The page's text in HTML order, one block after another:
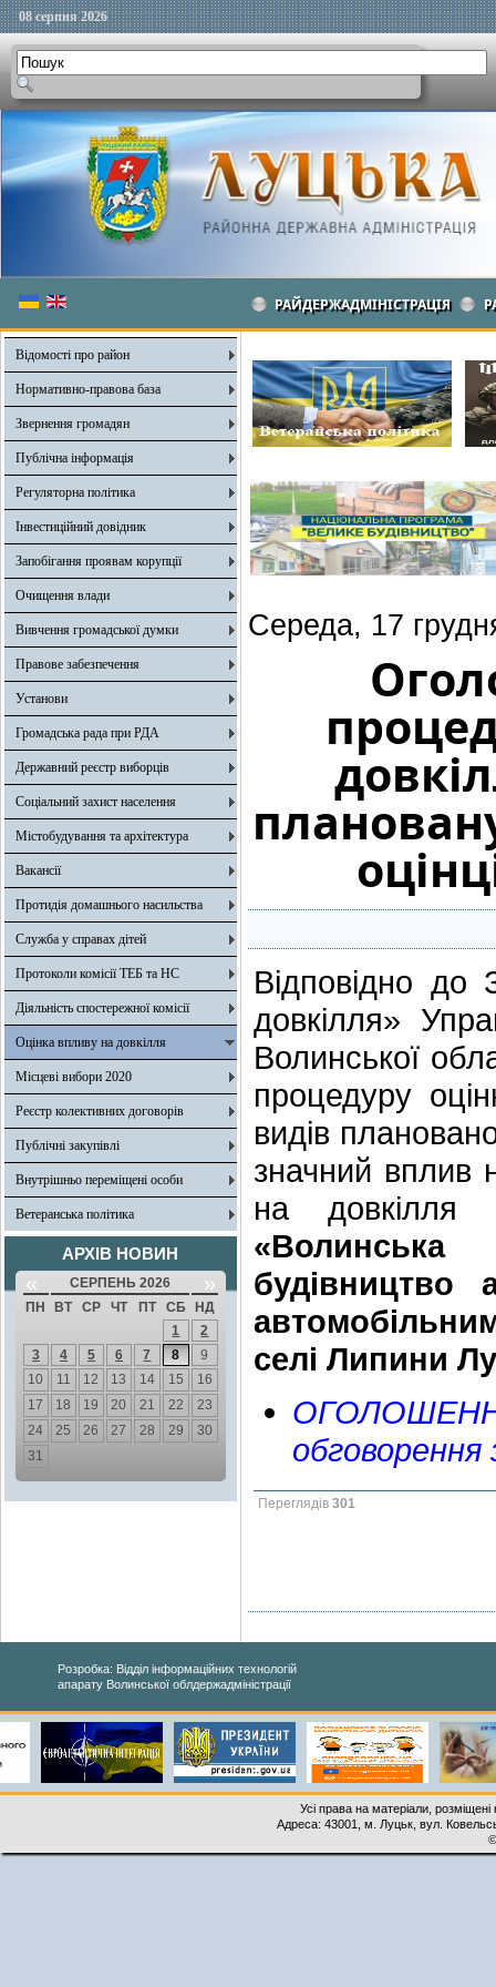
08 серпня 2026
РАЙДЕРЖАДМІНІСТРАЦІЯ
Відомості про район
Нормативно-правова база
Звернення громадян
Публічна інформація
Регуляторна політика
Інвестиційний довідник
Запобігання проявам корупції
Очищення влади
Вивчення громадської думки
Правове забезпечення
Установи
Громадська рада при РДА
Державний реєстр виборців
Соціальний захист населення
Містобудування та архітектура
Вакансії
Протидія домашнього насильства
Служба у справах дітей
Протоколи комісії ТЕБ та НС
Діяльність спостережної комісії
Оцінка впливу на довкілля
Місцеві вибори 2020
Реєстр колективних договорів
Публічні закупівлі
Внутрішньо переміщені особи
Ветеранська політика
АРХІВ НОВИН
« СЕРПЕНЬ 2026 »
ПН ВТ СР ЧТ ПТ СБ
НД
1
2
3
4 5 6 7 8
9
10
11 12 13 14 15
16
17
18 19 20 21 22
23
24
25 26 27 28 29
30
31
Середа, 17
Відповідно до
довкілля»
Волинської
процедуру
видів
значний вплив
на довкілля
будівництво
селі Липини
обговорення
Переглядів 301
Розробка: Відділ інформаційних технологій
апарату Волинської облдержадміністрації
Усі права на матеріали,
Адреса: 43001, м. Луцьк, вул.